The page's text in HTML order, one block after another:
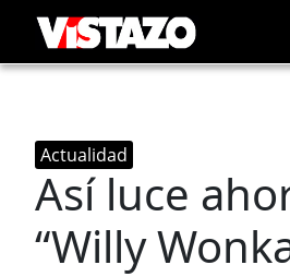
Actualidad
Así luce
“Willy